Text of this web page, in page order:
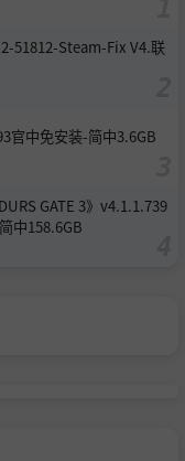
51812-Steam-Fix V4.联
官中免安装-简中3.6GB
GATE 3》v4.1.1.739
中158.6GB